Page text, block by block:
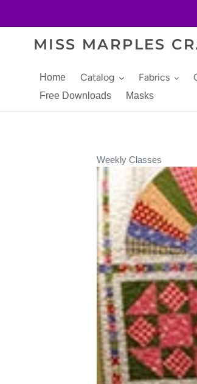
MISS MARPLES
Home Catalog Fabrics
Free Downloads
Masks
Weekly Classes